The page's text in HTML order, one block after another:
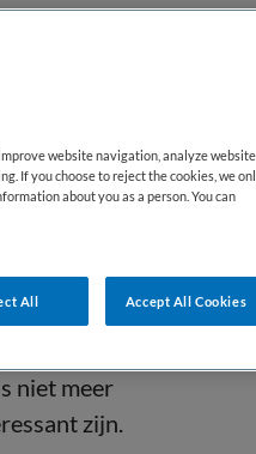
niet meer
zijn.
website navigation, analyze website
If you choose to reject the cookies, we
about you as a person. You can
All Accept All Cookies